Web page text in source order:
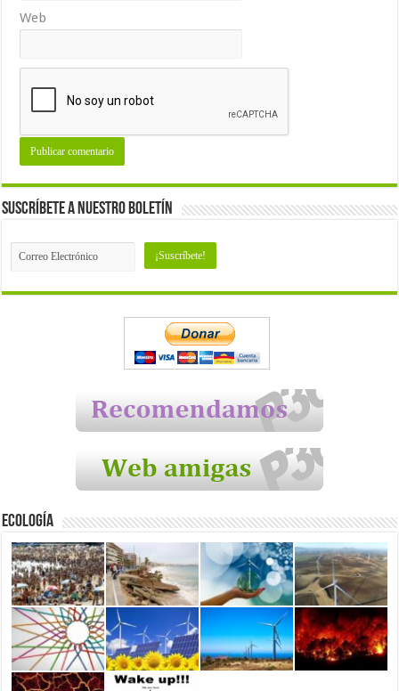
Web
Suscríbete a nuestro Boletín
Ecología